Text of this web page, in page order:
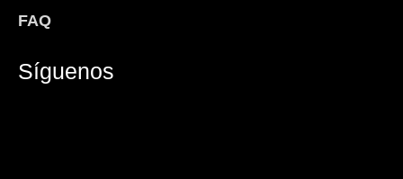
FAQ
Síguenos